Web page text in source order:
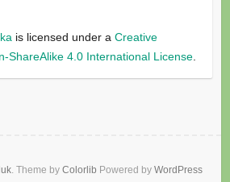
is licensed under a Creative
ShareAlike 4.0 International License.
. Theme by Colorlib Powered by WordPress